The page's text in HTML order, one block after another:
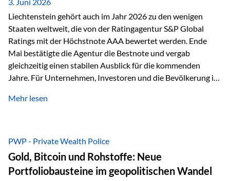
Liechtenstein gehört auch im Jahr 2026 zu den wenigen
Staaten weltweit, die von der Ratingagentur S&P Global
Ratings mit der Höchstnote AAA bewertet werden. Ende
Mai bestätigte die Agentur die Bestnote und vergab
gleichzeitig einen stabilen Ausblick für die kommenden
Jahre. Für Unternehmen, Investoren und die Bevölkerung ist
finanzielle Stabilität des Landes sowie das Vertrauen
trotz Herausforderungen Die weltwirtschaftlichen
Rahmenbedingungen bleiben anspruchsvoll. Geopolitische
Unsicherheiten, eine verhaltene Investitionstätigkeit und
eine schwächere Nachfrage in wichtigen Exportmärkten
Mehr lesen
PWP - Private Wealth Police
Gold, Bitcoin und Rohstoffe: Neue
Portfoliobausteine im geopolitischen Wandel